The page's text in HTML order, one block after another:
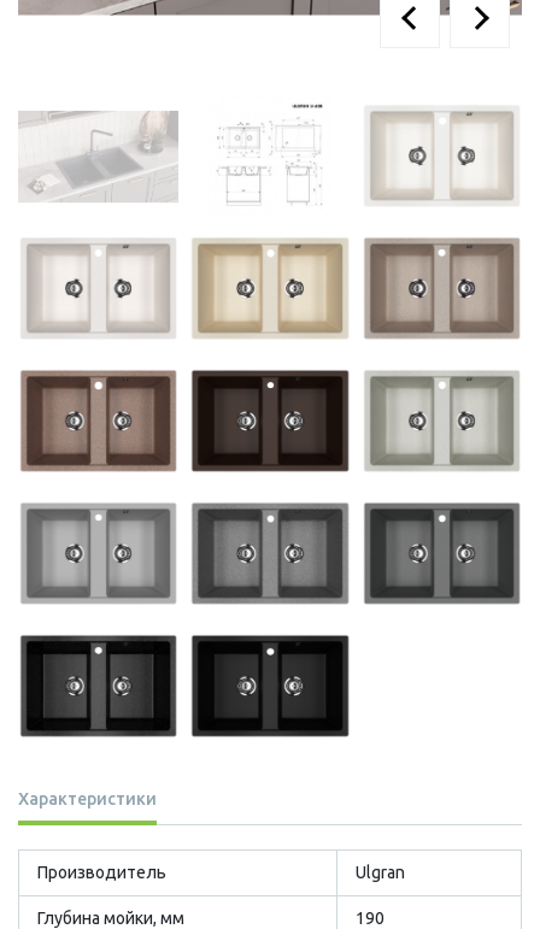
Характеристики
Производитель Ulgran
Глубина мойки, мм 190